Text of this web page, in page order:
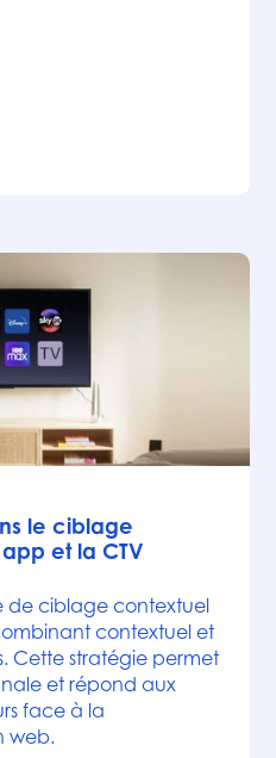
le ciblage
et la CTV
de ciblage contextuel
contextuel et
Cette stratégie permet
et répond aux
face à la
web.